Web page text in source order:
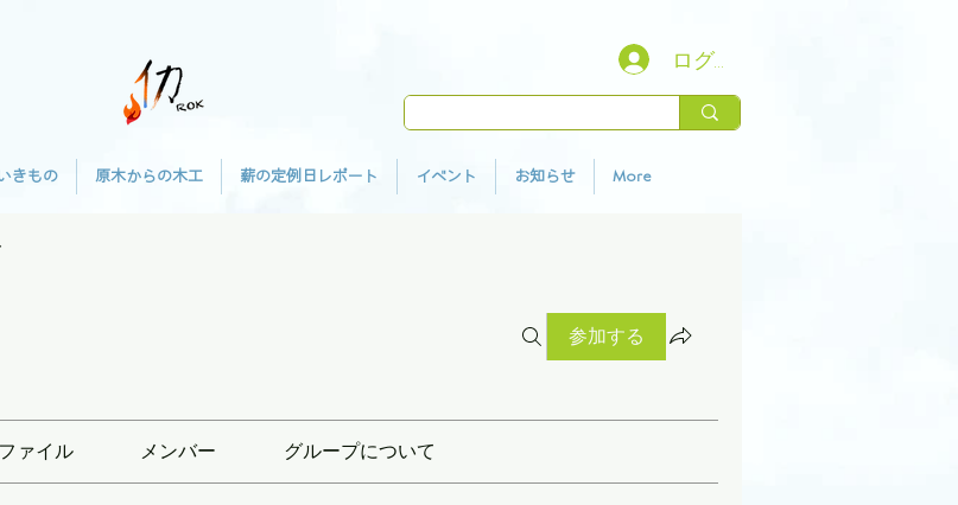
ログイン
きもの 原木からの木工 薪の定例日レポート イベント お知らせ More
参加する
ファイル メンバー グループについて